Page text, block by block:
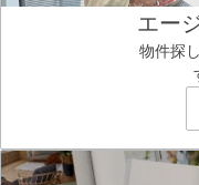
エー
物件探